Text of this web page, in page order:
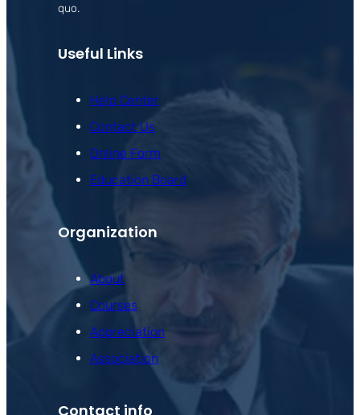
quo.
Useful Links
Help Center
Contact Us
Online Form
Education Board
Organization
About
Courses
Appreciation
Association
Contact info